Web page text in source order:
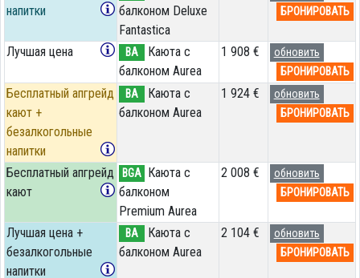
напитки
балконом Deluxe
Fantastica
БРОНИРОВАТЬ
Лучшая цена BA
Каюта с
балконом Aurea
1 908 €
обновить
БРОНИРОВАТЬ
Бесплатный апгрейд
кают +
безалкогольные
напитки
BA
Каюта с
балконом Aurea
1 924 €
обновить
БРОНИРОВАТЬ
Бесплатный апгрейд
кают
BGA Каюта с
балконом
Premium Aurea
2 008 €
обновить
БРОНИРОВАТЬ
Лучшая цена +
безалкогольные
напитки
BA
Каюта с
балконом Aurea
2 104 €
обновить
БРОНИРОВАТЬ